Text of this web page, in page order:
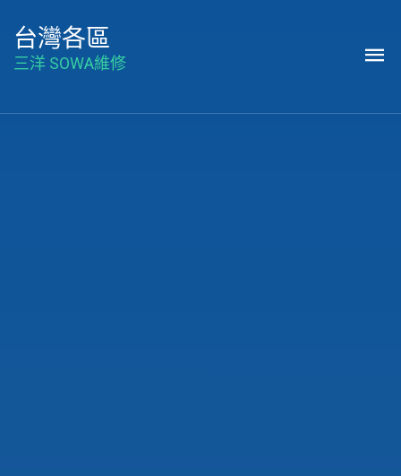
台灣各區
三洋 SOWA維修